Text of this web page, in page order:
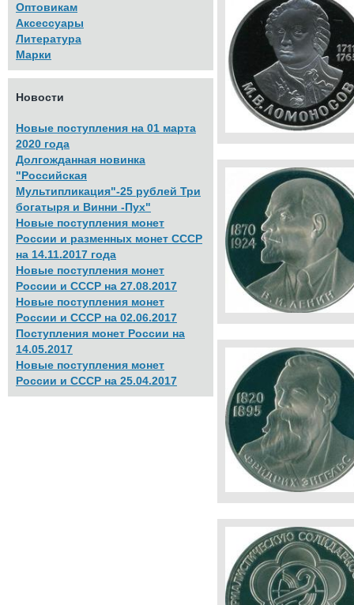
Оптовикам
Аксессуары
Литература
Марки
Новости
Новые поступления на 01 марта
2020 года
Долгожданная новинка
"Российская
Мультипликация"-25 рублей Три
богатыря и Винни -Пух"
Новые поступления монет
России и разменных монет СССР
на 14.11.2017 года
Новые поступления монет
России и СССР на 27.08.2017
Новые поступления монет
России и СССР на 02.06.2017
Поступления монет России на
14.05.2017
Новые поступления монет
России и СССР на 25.04.2017